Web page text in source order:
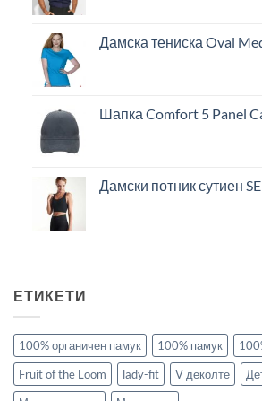
Дамска тениска Oval
Шапка Comfort 5 Panel
Дамски потник сутиен
ЕТИКЕТИ
100% органичен памук 100% памук
Fruit of the Loom
lady-fit V деколте